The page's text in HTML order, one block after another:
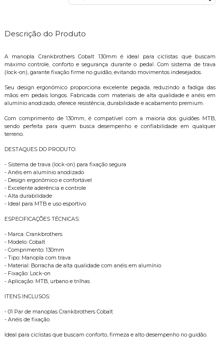
Descrição do Produto
A manopla Crankbrothers Cobalt 130mm é ideal para ciclistas que buscam
máximo controle, conforto e segurança durante o pedal. Com sistema de trava
(lock-on), garante fixação firme no guidão, evitando movimentos indesejados.
Seu design ergonômico proporciona excelente pegada, reduzindo a fadiga das
mãos em pedais longos. Fabricada com materiais de alta qualidade e anéis em
alumínio anodizado, oferece resistência, durabilidade e acabamento premium.
Com comprimento de 130mm, é compatível com a maioria dos guidões MTB,
sendo perfeita para quem busca desempenho e confiabilidade em qualquer
terreno.
DESTAQUES DO PRODUTO:
- Sistema de trava (lock-on) para fixação segura
- Anéis em alumínio anodizado
- Design ergonômico e confortável
- Excelente aderência e controle
- Alta durabilidade
- Ideal para MTB e uso esportivo
ESPECIFICAÇÕES TÉCNICAS:
- Marca: Crankbrothers
- Modelo: Cobalt
- Comprimento: 130mm
- Tipo: Manopla com trava
- Material: Borracha de alta qualidade com anéis em alumínio
- Fixação: Lock-on
- Aplicação: MTB, urbano e trilhas
ITENS INCLUSOS:
- 01 Par de manoplas Crankbrothers Cobalt
- Anéis de fixação
Ideal para ciclistas que buscam conforto, firmeza e alto desempenho no guidão.